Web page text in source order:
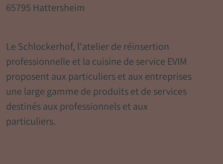
65795 Hattersheim
Le Schlockerhof, l'atelier de réinsertion
professionnelle et la cuisine de service EVIM
proposent aux particuliers et aux entreprises
une large gamme de produits et de services
destinés aux professionnels et aux
particuliers.